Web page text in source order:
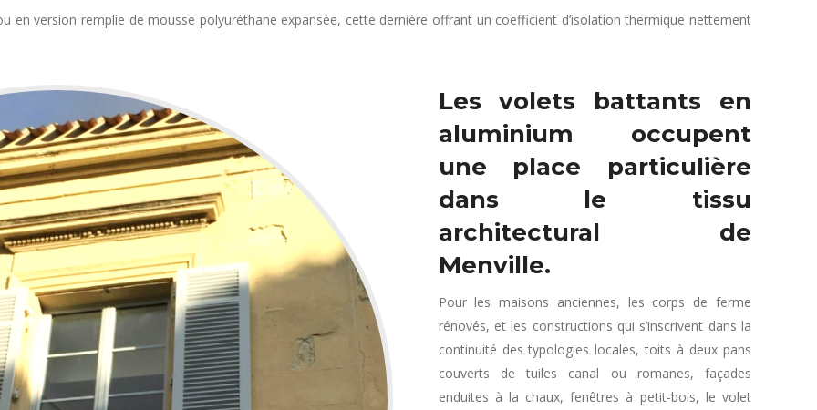
en version remplie de mousse polyuréthane expansée, cette dernière offrant un coefficient d’isolation thermique nettement
Les volets battants en
aluminium occupent
une place particulière
dans le tissu
architectural de
Menville.
Pour les maisons anciennes, les corps de ferme
rénovés, et les constructions qui s’inscrivent dans la
continuité des typologies locales, toits à deux pans
couverts de tuiles canal ou romanes, façades
enduites à la chaux, fenêtres à petit-bois, le volet